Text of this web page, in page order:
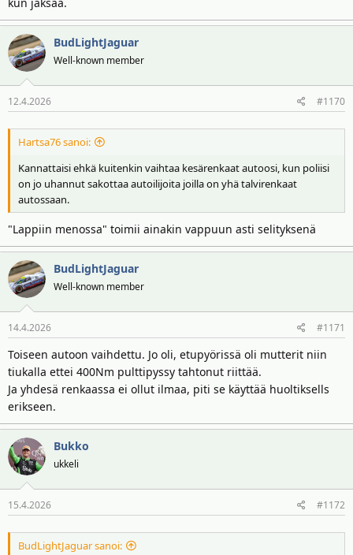
BudLightJaguar
Well-known member
12.4.2026 #1170
Hartsa76 sanoi:
Kannattaisi ehkä kuitenkin vaihtaa kesärenkaat autoosi, kun poliisi
on jo uhannut sakottaa autoilijoita joilla on yhä talvirenkaat
autossaan.
"Lappiin menossa" toimii ainakin vappuun asti selityksenä
BudLightJaguar
Well-known member
14.4.2026 #1171
Toiseen autoon vaihdettu. Jo oli, etupyörissä oli mutterit niin
tiukalla ettei 400Nm pulttipyssy tahtonut riittää.
Ja yhdesä renkaassa ei ollut ilmaa, piti se käyttää huoltiksells
erikseen.
Bukko
ukkeli
15.4.2026 #1172
BudLightJaguar sanoi: